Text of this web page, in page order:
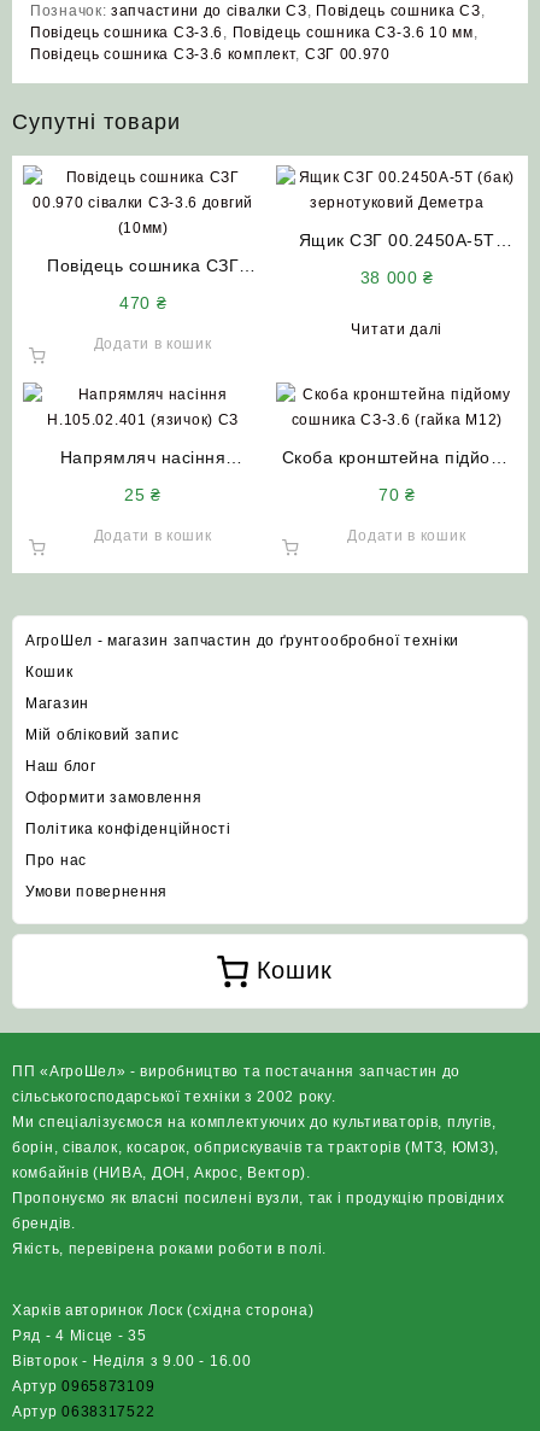
Позначок: запчастини до сівалки СЗ, Повідець сошника СЗ,
Повідець сошника СЗ-3.6 , Повідець сошника СЗ-3.6 10 мм,
Повідець сошника СЗ-3.6 комплект, СЗГ 00.970
Супутні товари
Повідець сошника СЗГ
470 ₴
Додати в кошик
Ящик СЗГ 00.2450А-5Т
38 000₴
Читати далі
Напрямляч насіння
25₴
Додати в кошик
Скоба кронштейна підйому
70₴
Додати в кошик
АгроШел - магазин запчастин до ґрунтообробної техніки
Кошик
Магазин
Мій обліковий запис
Наш блог
Оформити замовлення
Політика конфіденційності
Про нас
Умови повернення
Кошик
ПП «АгроШел» - виробництво та постачання запчастин до
сільськогосподарської техніки з 2002 року.
Ми спеціалізуємося на комплектуючих до культиваторів, плугів,
борін, сівалок, косарок, обприскувачів та тракторів (МТЗ, ЮМЗ),
комбайнів (НИВА, ДОН, Акрос, Вектор).
Пропонуємо як власні посилені вузли, так і продукцію провідних
брендів.
Якість, перевірена роками роботи в полі.
Харків авторинок Лоск (східна сторона)
Ряд - 4 Місце - 35
Вівторок - Неділя з 9.00 - 16.00
Артур0965873109
Артур0638317522